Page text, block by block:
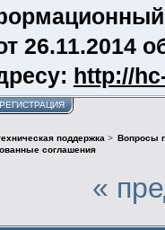
26.11.2014
http://
поддержка >
Вопросы
соглашения
«